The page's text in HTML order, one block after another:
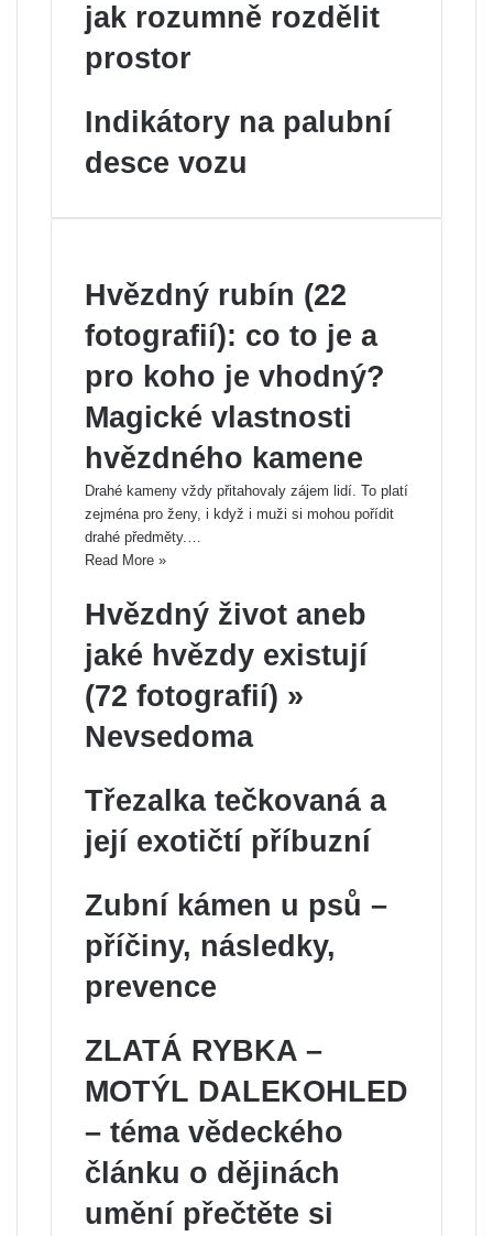
jak rozumně rozdělit
prostor
Indikátory na palubní
desce vozu
Hvězdný rubín (22
fotografií): co to je a
pro koho je vhodný?
Magické vlastnosti
hvězdného kamene
Drahé kameny vždy přitahovaly zájem lidí. To platí
zejména pro ženy, i když i muži si mohou pořídit
drahé předměty.…
Read More »
Hvězdný život aneb
jaké hvězdy existují
(72 fotografií) »
Nevsedoma
Třezalka tečkovaná a
její exotičtí příbuzní
Zubní kámen u psů –
příčiny, následky,
prevence
ZLATÁ RYBKA –
MOTÝL DALEKOHLED
– téma vědeckého
článku o dějinách
umění přečtěte si